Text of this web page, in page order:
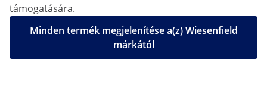
támogatására.
Minden termék megjelenítése a(z) Wiesenfield
márkától